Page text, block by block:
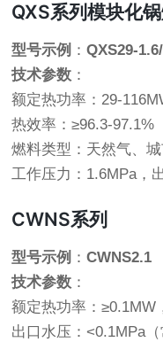
QXS系列模块化
型号示例 ：QXS29-
技术参数 ：
额定热功率：29-
热效率：≥96.3-97.1%
燃料类型：天然气、
工作压力：1.6MPa，
CWNS系列
型号示例 ：CWNS2.1
技术参数 ：
额定热功率：≥0.1MW
出口水压：<0.1MPa